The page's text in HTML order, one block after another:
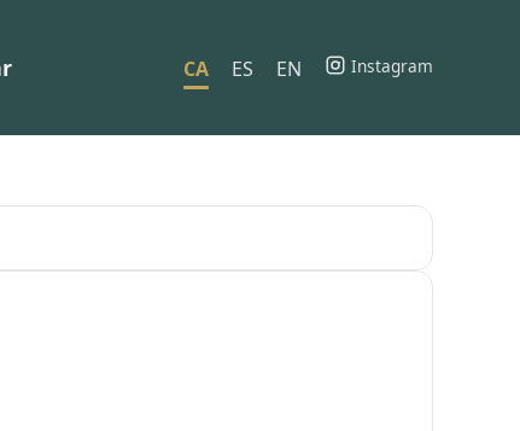
CA ES EN Instagram